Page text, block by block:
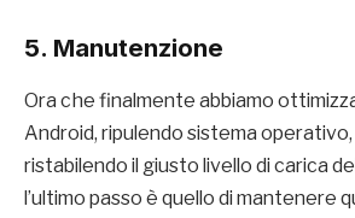
5. Manutenzione
Ora che finalmente abbiamo
Android, ripulendo sistema
ristabilendo il giusto livello di carica
l’ultimo passo è quello di mantenere